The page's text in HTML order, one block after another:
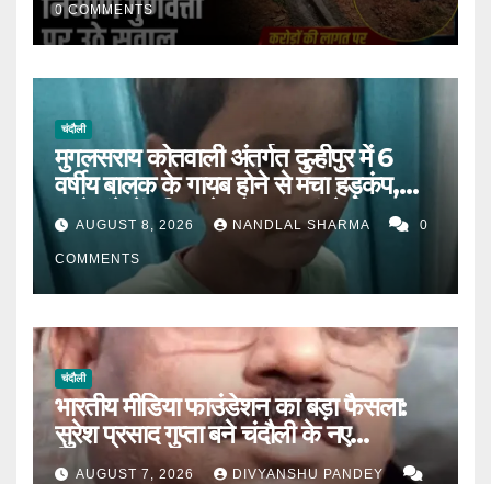
0 COMMENTS
चंदौली
मुगलसराय कोतवाली अंतर्गत दुल्हीपुर में 6
वर्षीय बालक के गायब होने से मचा हड़कंप,
आधे घंटे में पुलिस ने खोजकर मां से मिलाया।
AUGUST 8, 2026 NANDLAL SHARMA 0
COMMENTS
चंदौली
भारतीय मीडिया फाउंडेशन का बड़ा फैसला:
सुरेश प्रसाद गुप्ता बने चंदौली के नए
जिलाध्यक्ष|
AUGUST 7, 2026 DIVYANSHU PANDEY